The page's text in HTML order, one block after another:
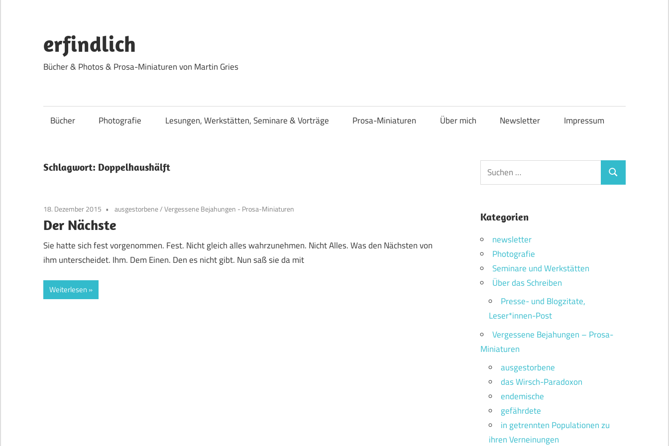
springen
erfindlich
Bücher & Photos & Prosa-Miniaturen von Martin Gries
Bücher Photografie Lesungen, Werkstätten, Seminare & Vorträge Prosa-Miniaturen Über mich Newsletter Impressum
Schlagwort: Doppelhaushälft
18. Dezember 2015 ausgestorbene/Vergessene Bejahungen - Prosa-Miniaturen
Der Nächste
Sie hatte sich fest vorgenommen. Fest. Nicht gleich alles wahrzunehmen. Nicht Alles. Was den Nächsten von
ihm unterscheidet. Ihm. Dem Einen. Den es nicht gibt. Nun saß sie da mit
Weiterlesen
Suchen
nach:
Suchen
Kategorien
newsletter
Photografie
Seminare und Werkstätten
Über das Schreiben
Presse- und Blogzitate,
Leser*innen-Post
Vergessene Bejahungen – Prosa-
Miniaturen
ausgestorbene
das Wirsch-Paradoxon
endemische
gefährdete
in getrennten Populationen zu
ihren Verneinungen